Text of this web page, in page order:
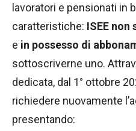
lavoratori e pensionati in
caratteristiche: ISEE non
e in possesso di
sottoscriverne uno.
dedicata, dal 1° ottobre
richiedere nuovamente
presentando: